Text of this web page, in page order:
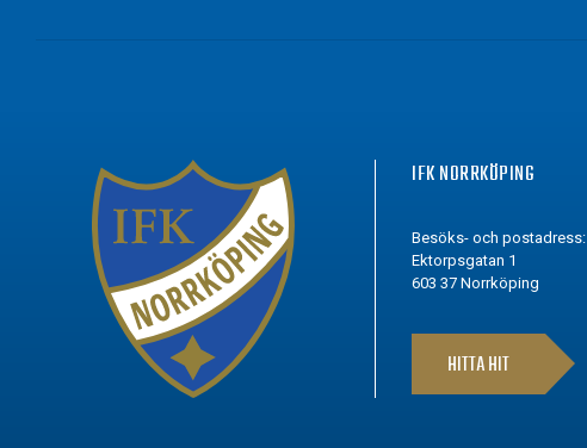
IFK NORRKÖPING
Besöks- och postadress:
Ektorpsgatan 1
603 37 Norrköping
HITTA HIT